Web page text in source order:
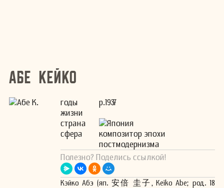
Абе Кейко
годы
жизни
р.1937
страна
Япония
сфера
композитор эпохи
постмодернизма
Полезно? Поделись ссылкой!
Кэйко Абэ (яп. 安倍 圭子, Keiko Abe; род. 18